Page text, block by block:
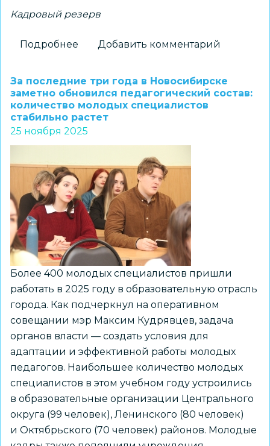
Кадровый резерв
Подробнее
приглашаются
к
участию
во
Всероссийском
опросе
работодателей
Добавить комментарий
За последние три года в Новосибирске
заметно обновился педагогический состав:
количество молодых специалистов
стабильно растет
25 ноября 2025
Более 400 молодых специалистов пришли
работать в 2025 году в образовательную отрасль
города. Как подчеркнул на оперативном
совещании мэр Максим Кудрявцев, задача
органов власти — создать условия для
адаптации и эффективной работы молодых
педагогов. Наибольшее количество молодых
специалистов в этом учебном году устроились
в образовательные организации Центрального
округа (99 человек), Ленинского (80 человек)
и Октябрьского (70 человек) районов. Молодые